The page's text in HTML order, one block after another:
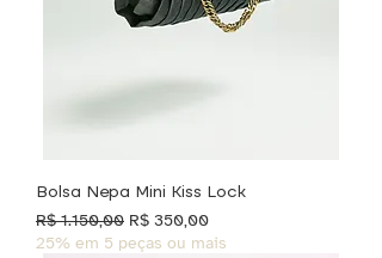
Bolsa Nepa Mini Kiss Lock
Preço normal
R$ 1.150,00 Preço promocional
R$ 350,00
25% em 5 peças ou mais